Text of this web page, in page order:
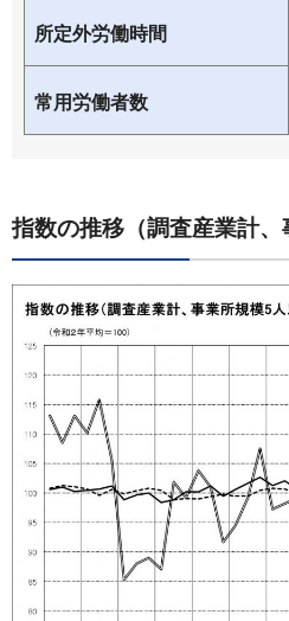
所定外労働時間
常用労働者数
指数の推移（調査産業計、